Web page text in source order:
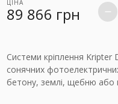
ЦІНА
89 866 грн remove
Системи кріплення
сонячних
бетону, землі, щебню або